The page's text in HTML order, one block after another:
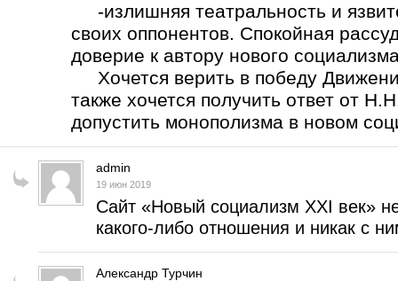
-излишняя театральность и
своих оппонентов. Спокойная
доверие к автору нового
Хочется верить в победу
также хочется получить ответ от
допустить монополизма в новом
admin
19 июн 2019
Сайт «Новый социализм XXI век»
какого-либо отношения и никак с
Александр Турчин